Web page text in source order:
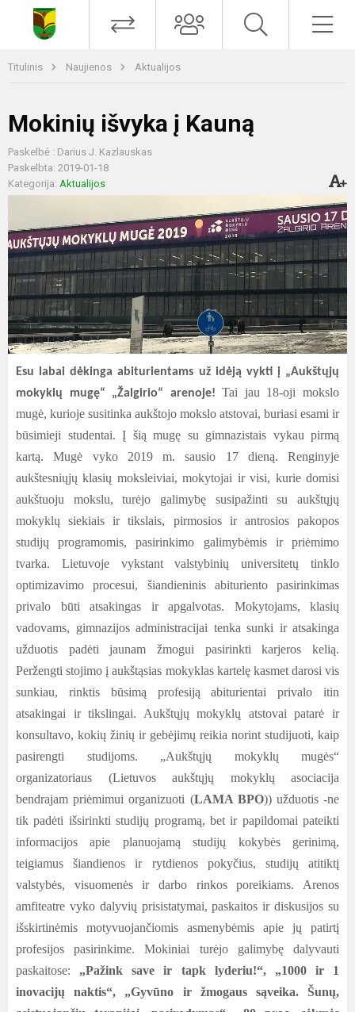
Titulinis Naujienos Aktualijos
Mokinių išvyka į Kauną
Paskelbė : Darius J. Kazlauskas
Paskelbta: 2019-01-18
Kategorija: Aktualijos
Esu labai dėkinga abiturientams už idėją vykti į „Aukštųjų
mokyklų mugę“ „Žalgirio“ arenoje!Tai jau 18-oji mokslo
mugė, kurioje susitinka aukštojo mokslo atstovai, buriasi esami ir
būsimieji studentai. Į šią mugę su gimnazistais vykau pirmą
kartą. Mugė vyko 2019 m. sausio 17 dieną. Renginyje
aukštesniųjų klasių moksleiviai, mokytojai ir visi, kurie domisi
aukštuoju mokslu, turėjo galimybę susipažinti su aukštųjų
mokyklų siekiais ir tikslais, pirmosios ir antrosios pakopos
studijų programomis, pasirinkimo galimybėmis ir priėmimo
tvarka. Lietuvoje vykstant valstybinių universitetų tinklo
optimizavimo procesui, šiandieninis abituriento pasirinkimas
privalo būti atsakingas ir apgalvotas. Mokytojams, klasių
vadovams, gimnazijos administracijai tenka sunki ir atsakinga
užduotis padėti jaunam žmogui pasirinkti karjeros kelią.
Peržengti stojimo į aukštąsias mokyklas kartelę kasmet darosi vis
sunkiau, rinktis būsimą profesiją abiturientai privalo itin
atsakingai ir tikslingai. Aukštųjų mokyklų atstovai patarė ir
konsultavo, kokių žinių ir gebėjimų reikia norint studijuoti, kaip
pasirengti studijoms. „Aukštųjų mokyklų mugės“
organizatoriaus (Lietuvos aukštųjų mokyklų asociacija
bendrajam priėmimui organizuoti (LAMA BPO)) užduotis -ne
tik padėti išsirinkti studijų programą, bet ir papildomai pateikti
informacijos apie planuojamą studijų kokybės gerinimą,
teigiamus šiandienos ir rytdienos pokyčius, studijų atitiktį
valstybės, visuomenės ir darbo rinkos poreikiams. Arenos
amfiteatre vyko dalyvių prisistatymai, paskaitos ir diskusijos su
išskirtinėmis motyvuojančiomis asmenybėmis apie jų patirtį
profesijos pasirinkime. Mokiniai turėjo galimybę dalyvauti
paskaitose: „Pažink save ir tapk lyderiu!“, „1000 ir 1
inovacijų naktis“, „Gyvūno ir žmogaus sąveika. Šunų,